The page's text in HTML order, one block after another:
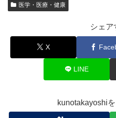
医学・医療・健康
シェア
X
LINE
kunotakayoshi